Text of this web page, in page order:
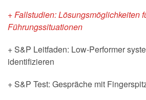
+ Fallstudien: Lösungsmöglichkeiten
Führungssituationen
+ S&P Leitfaden: Low-Performer
identifizieren
+ S&P Test: Gespräche mit